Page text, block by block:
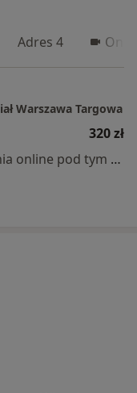
Adres 4
Warszawa Targowa
320 zł
Specjalista nie oferuje umawiania online pod tym adresem.